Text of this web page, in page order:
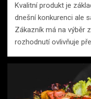
Kvalitní produkt je
dnešní konkurenci ale
Zákazník má na výběr
rozhodnutí ovlivňuje